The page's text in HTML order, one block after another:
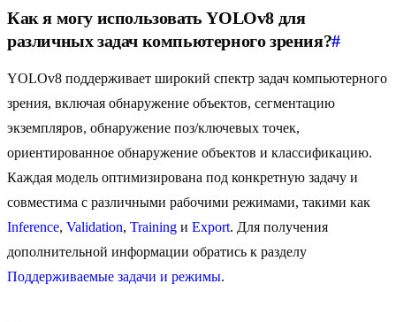
Как я могу использовать YOLOv8 для
различных задач компьютерного зрения?#
YOLOv8 поддерживает широкий спектр задач компьютерного
зрения, включая обнаружение объектов, сегментацию
экземпляров, обнаружение поз/ключевых точек,
ориентированное обнаружение объектов и классификацию.
Каждая модель оптимизирована под конкретную задачу и
совместима с различными рабочими режимами, такими как
Inference, Validation, Training и Export. Для получения
дополнительной информации обратись к разделу
Поддерживаемые задачи и режимы.